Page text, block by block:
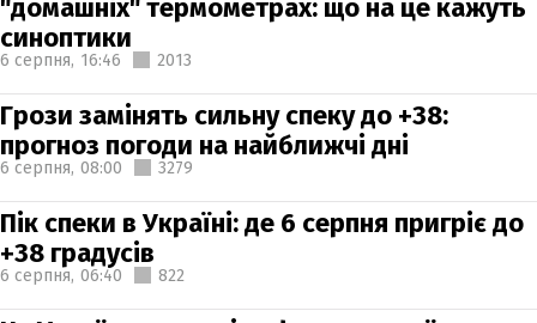
"домашніх" термометрах: що на це кажуть
синоптики
6 серпня, 16:46 2013
Грози замінять сильну спеку до +38:
прогноз погоди на найближчі дні
6 серпня, 08:00 3279
Пік спеки в Україні: де 6 серпня пригріє до
+38 градусів
6 серпня, 06:40 822